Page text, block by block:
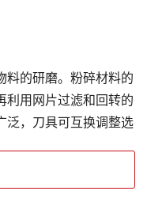
料的研磨。粉碎材料的
利用网片过滤和回转的
泛，刀具可互换调整选